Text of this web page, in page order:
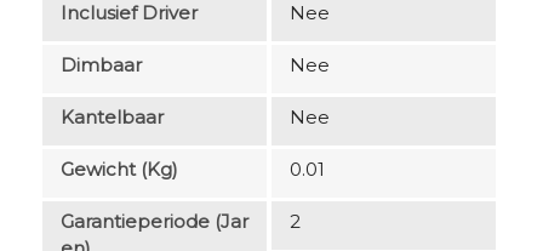
Inclusief Driver
Nee
Dimbaar Nee
Kantelbaar Nee
Gewicht (kg) 0.01
Garantieperiode (jar
2